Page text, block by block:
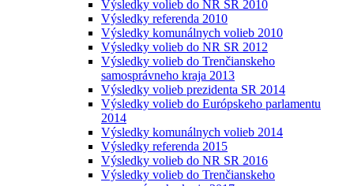
Výsledky volieb do NR SR 2010
Výsledky referenda 2010
Výsledky komunálnych volieb 2010
Výsledky volieb do NR SR 2012
Výsledky volieb do Trenčianskeho
samosprávneho kraja 2013
Výsledky volieb prezidenta SR 2014
Výsledky volieb do Európskeho parlamentu
2014
Výsledky komunálnych volieb 2014
Výsledky referenda 2015
Výsledky volieb do NR SR 2016
Výsledky volieb do Trenčianskeho